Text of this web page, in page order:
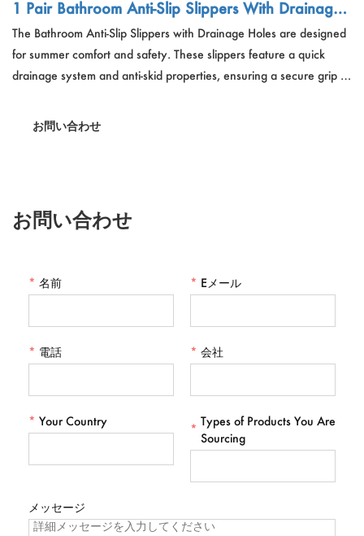
1 Pair Bathroom Anti-Slip Slippers With Drainage
Holes
The Bathroom Anti-Slip Slippers with Drainage Holes are designed
for summer comfort and safety. These slippers feature a quick
drainage system and anti-skid properties, ensuring a secure grip in
sweat-proof, and breathable, providing a cool and fresh
お問い合わせ
お問い合わせ
* 名前 * Eメール
* 電話 * 会社
* Your Country
*
Types of Products You Are
Sourcing
メッセージ